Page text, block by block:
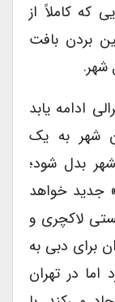
کاملاً از
بردن بافت
ادامه یابد
به یک
بدل شود؛
خواهد
لاکچری و
دبی به
در تهران